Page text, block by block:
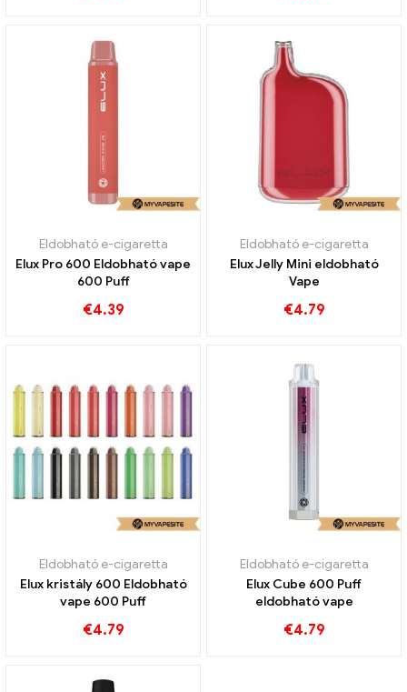
Eldobható e-cigaretta
Elux Pro 600 Eldobható vape
600 Puff
€4.39
Eldobható e-cigaretta
Elux Jelly Mini eldobható
Vape
€4.79
Eldobható e-cigaretta
Elux kristály 600 Eldobható
vape 600 Puff
€4.79
Eldobható e-cigaretta
Elux Cube 600 Puff
eldobható vape
€4.79